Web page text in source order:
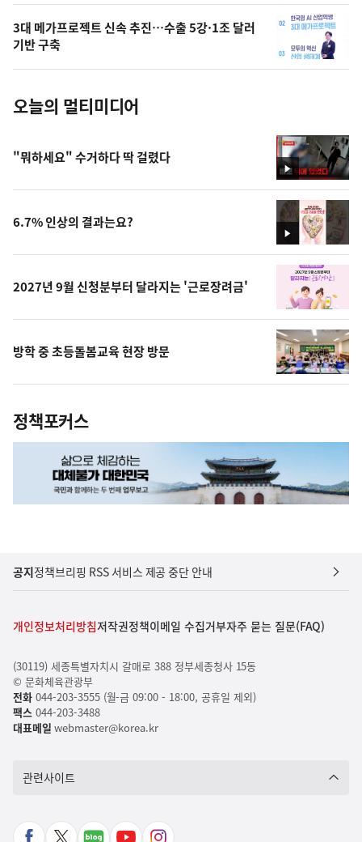
의
사
진
3대 메가프로젝트 신속 추진…수출 5강·1조 달러
기반 구축
오늘의 멀티미디어
영
상
"뭐하세요" 수거하다 딱 걸렸다
영
상
6.7% 인상의 결과는요?
2027년 9월 신청분부터 달라지는 '근로장려금'
방학 중 초등돌봄교육 현장 방문
정책포커스
공지정책브리핑 RSS 서비스 제공 중단 안내
개인정보처리방침저작권정책이메일 수집거부자주 묻는 질문(FAQ)
(30119) 세종특별자치시 갈매로 388 정부세종청사 15동
© 문화체육관광부
전화044-203-3555 (월-금 09:00 - 18:00, 공휴일 제외)
팩스044-203-3488
대표메일 webmaster@korea.kr
관련사이트